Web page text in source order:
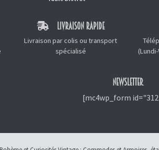
LIVRAISON RAPIDE
Livraison par colis ou transport
spécialisé
NEWSLETTER
[mc4wp_form